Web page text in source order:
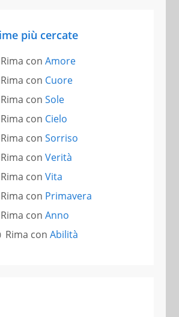
più cercate
Rima con Amore
Rima con Cuore
Rima con Sole
Rima con Cielo
Rima con Sorriso
Rima con Verità
Rima con Vita
Rima con Primavera
Rima con Anno
Rima con Abilità